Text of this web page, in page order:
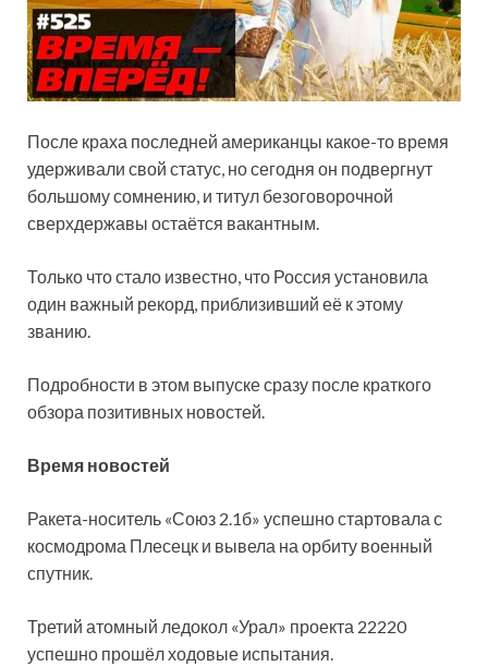
После краха последней американцы какое-то время
удерживали свой статус, но сегодня он подвергнут
большому сомнению, и титул безоговорочной
сверхдержавы остаётся вакантным.
Только что стало известно, что Россия установила
один важный рекорд, приблизивший её к этому
званию.
Подробности в этом выпуске сразу после краткого
обзора позитивных новостей.
Время новостей
Ракета-носитель «Союз 2.1б» успешно стартовала с
космодрома Плесецк и вывела на орбиту военный
спутник.
Третий атомный ледокол «Урал» проекта 22220
успешно прошёл ходовые испытания.